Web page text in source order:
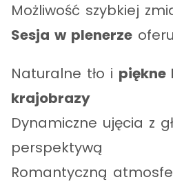
Możliwość szybkiej
Sesja w plenerze
Naturalne tło i piękne
krajobrazy
Dynamiczne ujęcia z
perspektywą
Romantyczną